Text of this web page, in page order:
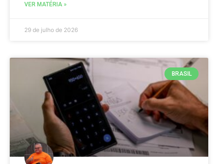
VER MATÉRIA »
29 de julho de 2026
BRASIL